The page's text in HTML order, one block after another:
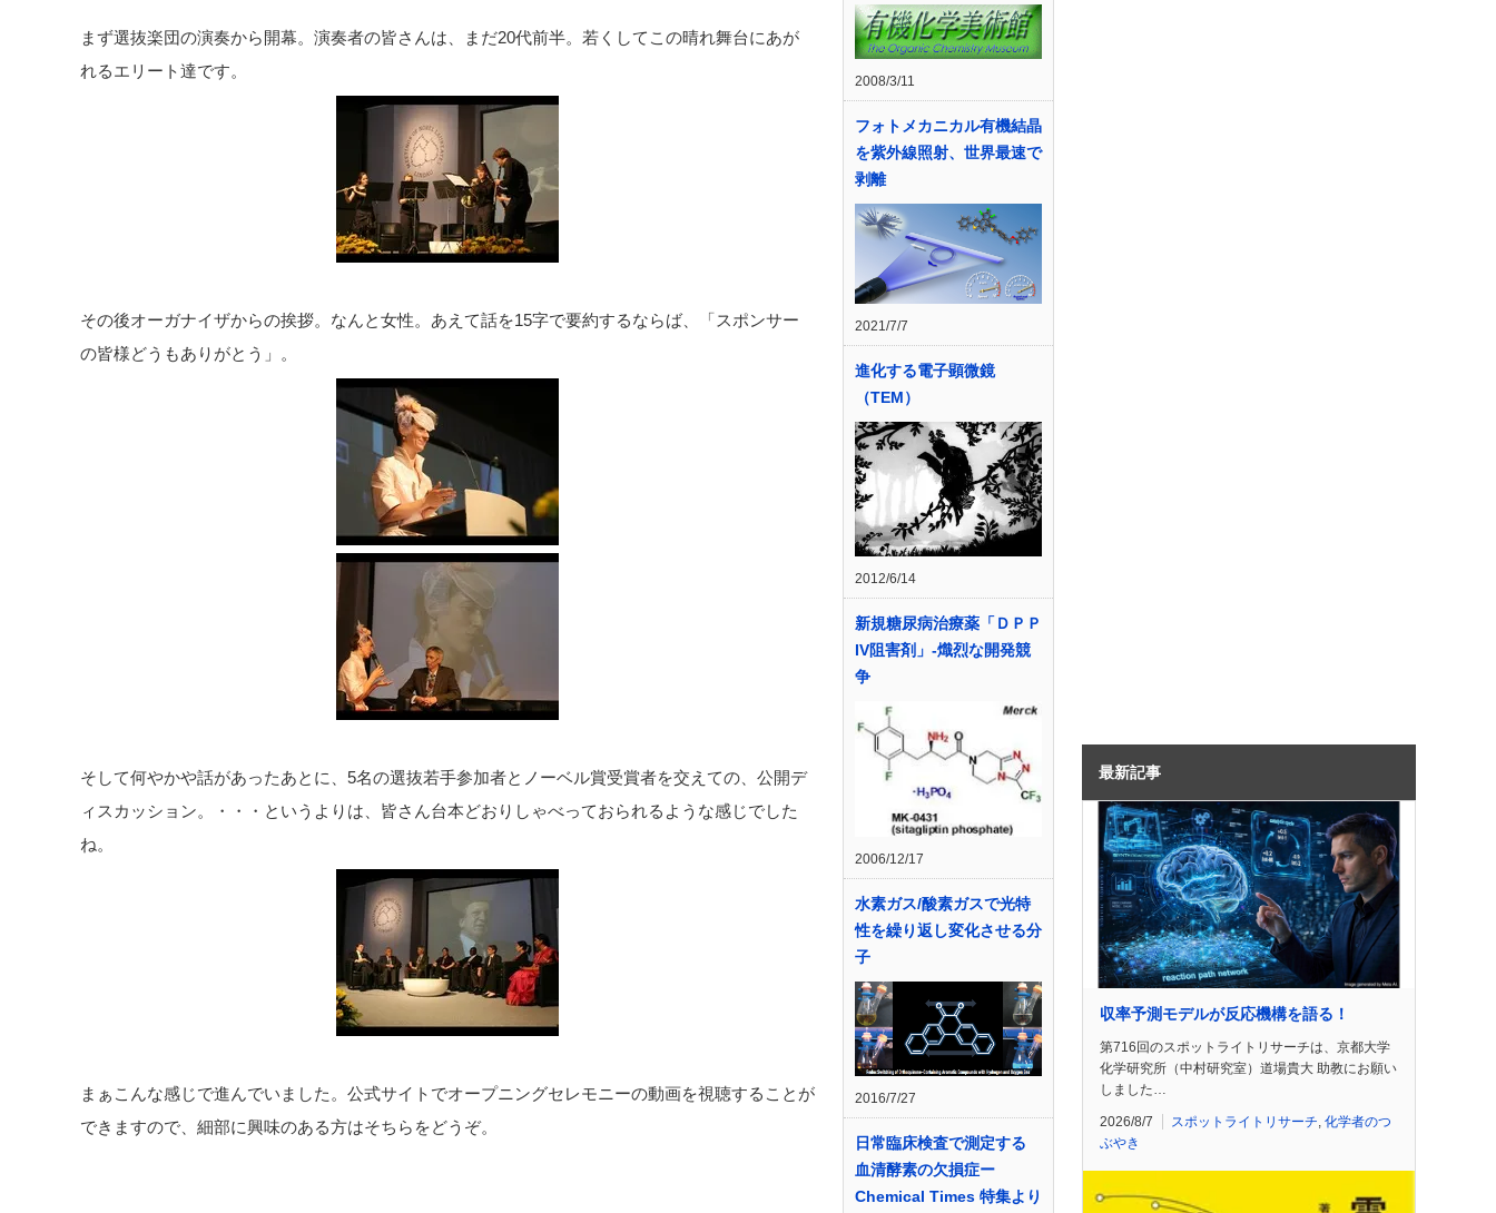
まず選抜楽団の演奏から開幕。演奏者の皆さんは、まだ20代前半。若くしてこの晴れ舞台にあが
れるエリート達です。
その後オーガナイザからの挨拶。なんと女性。あえて話を15字で要約するならば、「スポンサー
の皆様どうもありがとう」。
そして何やかや話があったあとに、5名の選抜若手参加者とノーベル賞受賞者を交えての、公開デ
ィスカッション。・・・というよりは、皆さん台本どおりしゃべっておられるような感じでした
ね。
まぁこんな感じで進んでいました。公式サイトでオープニングセレモニーの動画を視聴することが
できますので、細部に興味のある方はそちらをどうぞ。
2008/3/11
フォトメカニカル有機結晶
を紫外線照射、世界最速で
剥離
2021/7/7
進化する電子顕微鏡
（TEM）
2012/6/14
新規糖尿病治療薬「ＤＰＰ
IV阻害剤」‐熾烈な開発競
争
2006/12/17
水素ガス/酸素ガスで光特
性を繰り返し変化させる分
子
2016/7/27
日常臨床検査で測定する
血清酵素の欠損症ー
Chemical Times 特集より
最新記事
収率予測モデルが反応機構を語る！
第716回のスポットライトリサーチは、京都大学
化学研究所（中村研究室）道場貴大 助教にお願い
しました…
2026/8/7 スポットライトリサーチ 化学者のつ
ぶやき